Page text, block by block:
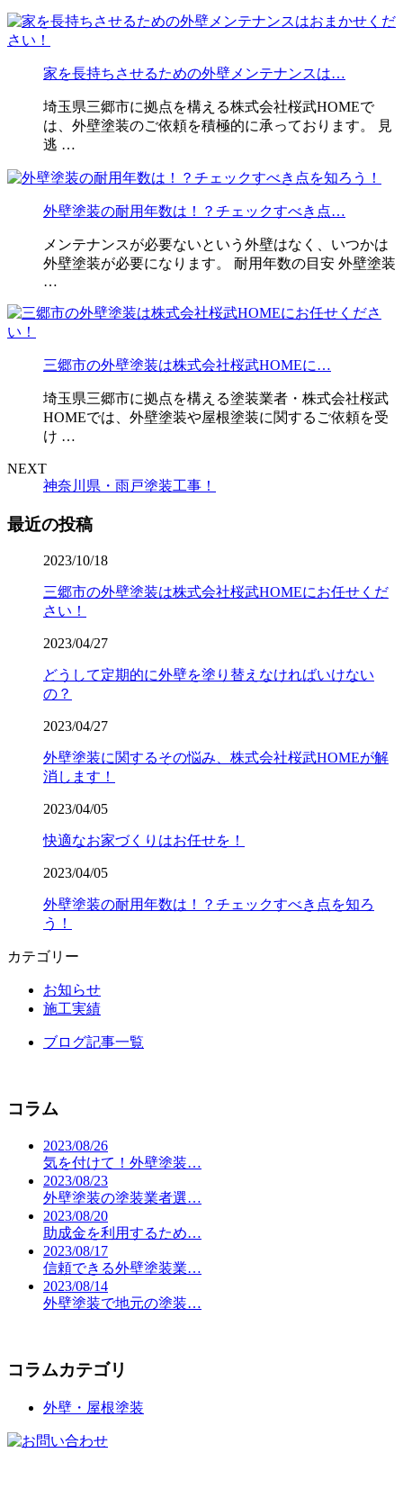
家を長持ちさせるための外壁メンテナンスは…
埼玉県三郷市に拠点を構える株式会社桜武HOMEで
は、外壁塗装のご依頼を積極的に承っております。 見
逃 …
外壁塗装の耐用年数は！？チェックすべき点…
メンテナンスが必要ないという外壁はなく、いつかは
外壁塗装が必要になります。 耐用年数の目安 外壁塗装
…
三郷市の外壁塗装は株式会社桜武HOMEに…
埼玉県三郷市に拠点を構える塗装業者・株式会社桜武
HOMEでは、外壁塗装や屋根塗装に関するご依頼を受
け …
NEXT
神奈川県・雨戸塗装工事！
最近の投稿
2023/10/18
三郷市の外壁塗装は株式会社桜武HOMEにお任せくだ
さい！
2023/04/27
どうして定期的に外壁を塗り替えなければいけない
の？
2023/04/27
外壁塗装に関するその悩み、株式会社桜武HOMEが解
消します！
2023/04/05
快適なお家づくりはお任せを！
2023/04/05
外壁塗装の耐用年数は！？チェックすべき点を知ろ
う！
カテゴリー
お知らせ
施工実績
ブログ記事一覧
コラム
2023/08/26
気を付けて！外壁塗装…
2023/08/23
外壁塗装の塗装業者選…
2023/08/20
助成金を利用するため…
2023/08/17
信頼できる外壁塗装業…
2023/08/14
外壁塗装で地元の塗装…
コラムカテゴリ
外壁・屋根塗装